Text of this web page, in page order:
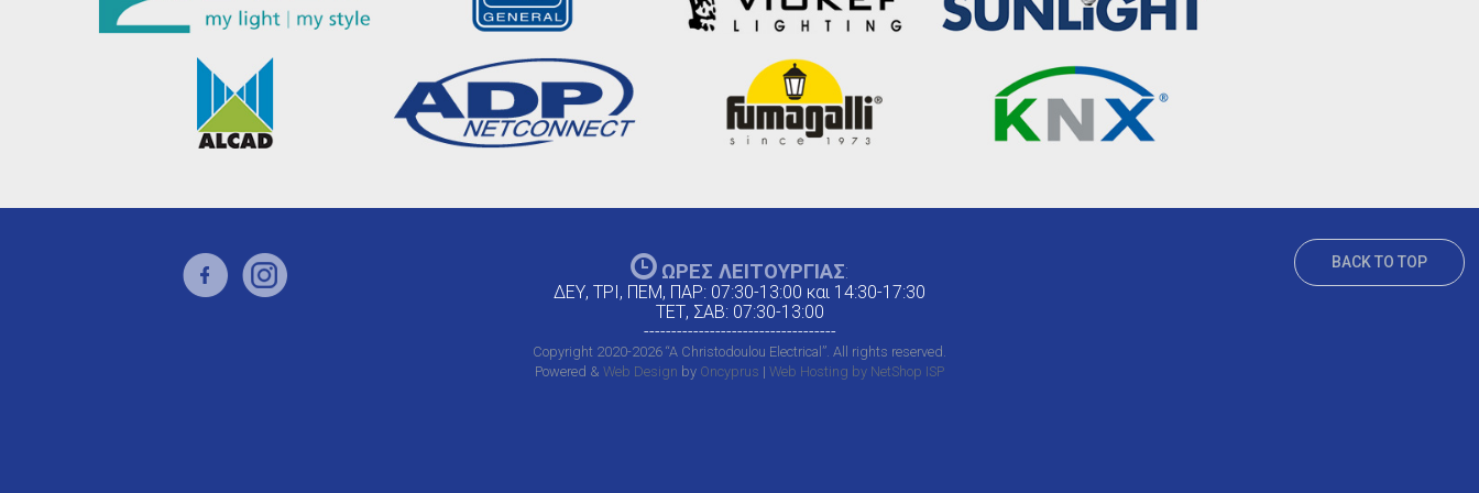
ΩΡΕΣ ΛΕΙΤΟΥΡΓΙΑΣ:
ΔΕΥ, ΤΡΙ, ΠΕΜ, ΠΑΡ: 07:30-13:00 και 14:30-17:30
ΤΕΤ, ΣΑΒ: 07:30-13:00
-----------------------------------
Copyright 2020-2026 “A Christodoulou Electrical”. All rights reserved.
Powered & Web Design by Oncyprus | Web Hosting by NetShop ISP
BACK TO TOP